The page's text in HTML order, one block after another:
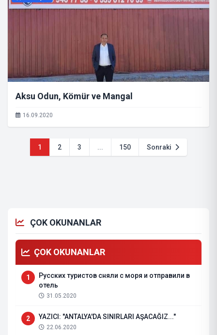
Aksu Odun, Kömür ve Mangal
16.09.2020
1 2 3 ... 150 Sonraki
ÇOK OKUNANLAR
ÇOK OKUNANLAR
1
Русских туристов сняли с моря и отправили в
отель
31.05.2020
2 YAZICI: "ANTALYA'DA SINIRLARI AŞACAĞIZ..."
22.06.2020